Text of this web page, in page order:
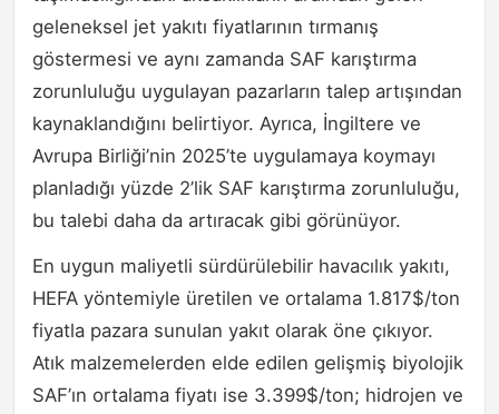
geleneksel jet yakıtı fiyatlarının tırmanış
göstermesi ve aynı zamanda SAF karıştırma
zorunluluğu uygulayan pazarların talep artışından
kaynaklandığını belirtiyor. Ayrıca, İngiltere ve
Avrupa Birliği’nin 2025’te uygulamaya koymayı
planladığı yüzde 2’lik SAF karıştırma zorunluluğu,
bu talebi daha da artıracak gibi görünüyor.
En uygun maliyetli sürdürülebilir havacılık yakıtı,
HEFA yöntemiyle üretilen ve ortalama 1.817$/ton
fiyatla pazara sunulan yakıt olarak öne çıkıyor.
Atık malzemelerden elde edilen gelişmiş biyolojik
SAF’ın ortalama fiyatı ise 3.399$/ton; hidrojen ve